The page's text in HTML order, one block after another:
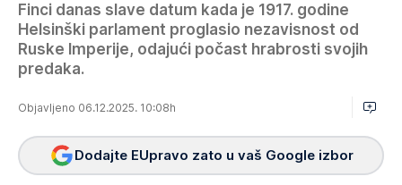
Finci danas slave datum kada je 1917. godine
Helsinški parlament proglasio nezavisnost od
Ruske Imperije, odajući počast hrabrosti svojih
predaka.
Objavljeno 06.12.2025. 10:08h
Dodajte EUpravo zato u vaš Google izbor